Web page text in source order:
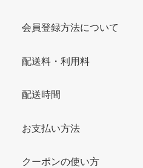
会員登録方法について
配送料・利用料
配送時間
お支払い方法
クーポンの使い方